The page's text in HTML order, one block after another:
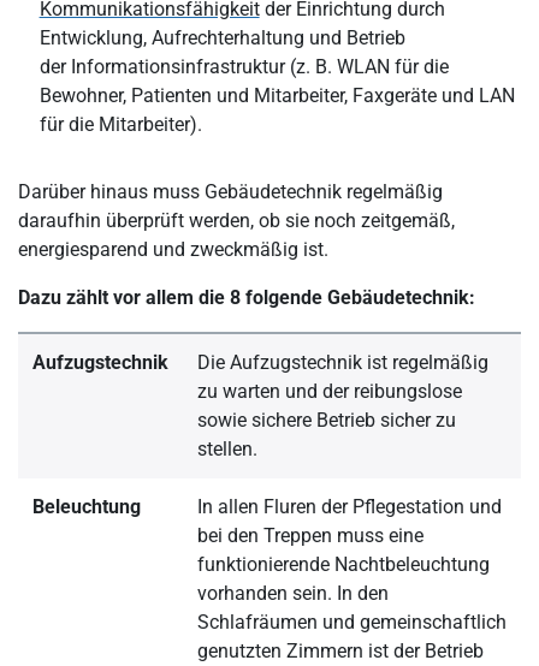
Kommunikationsfähigkeitder Einrichtung durch
Entwicklung, Aufrechterhaltung und Betrieb
der Informationsinfrastruktur (z. B. WLAN für die
Bewohner, Patienten und Mitarbeiter, Faxgeräte und LAN
für die Mitarbeiter).
Darüber hinaus muss Gebäudetechnik regelmäßig
daraufhin überprüft werden, ob sie noch zeitgemäß,
energiesparend und zweckmäßig ist.
Dazu zählt vor allem die 8 folgende Gebäudetechnik:
Aufzugstechnik
Die Aufzugstechnik ist regelmäßig
zu warten und der reibungslose
sowie sichere Betrieb sicher zu
stellen.
Beleuchtung
In allen Fluren der Pflegestation und
bei den Treppen muss eine
funktionierende Nachtbeleuchtung
vorhanden sein. In den
Schlafräumen und gemeinschaftlich
genutzten Zimmern ist der Betrieb